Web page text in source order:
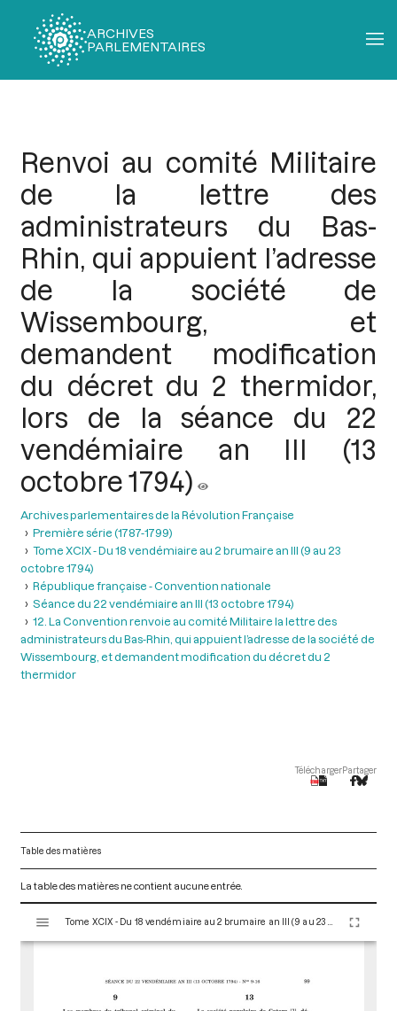
ARCHIVES
PARLEMENTAIRES
Renvoi au comité Militaire
de la lettre des
administrateurs du Bas-
Rhin, qui appuient l’adresse
de la société de
Wissembourg, et
demandent modification
du décret du 2 thermidor,
lors de la séance du 22
vendémiaire an III (13
octobre 1794)
Archives parlementaires de la Révolution Française
Première série (1787-1799)
Tome XCIX - Du 18 vendémiaire au 2 brumaire an III (9 au 23
octobre 1794)
République française - Convention nationale
Séance du 22 vendémiaire an III (13 octobre 1794)
12. La Convention renvoie au comité Militaire la lettre des
administrateurs du Bas-Rhin, qui appuient l’adresse de la société de
Wissembourg, et demandent modification du décret du 2
thermidor
TéléchargerPartager
Table des matières
La table des matières ne contient aucune entrée.
s